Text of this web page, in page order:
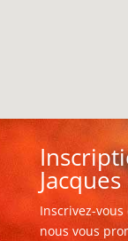
Inscrivez-
nous vous